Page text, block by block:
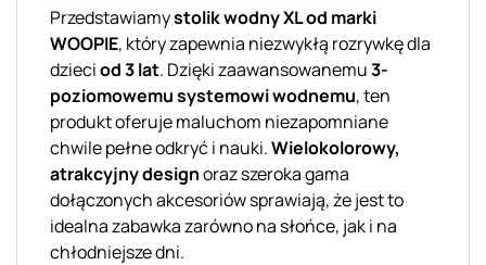
Przedstawiamystolik wodny XL od marki
WOOPIE, który zapewnia niezwykłą rozrywkę dla
dzieciod 3 lat. Dzięki zaawansowanemu3-
poziomowemu systemowi wodnemu, ten
produkt oferuje maluchom niezapomniane
chwile pełne odkryć i nauki.Wielokolorowy,
atrakcyjny designoraz szeroka gama
dołączonych akcesoriów sprawiają, że jest to
idealna zabawka zarówno na słońce, jak i na
chłodniejsze dni.